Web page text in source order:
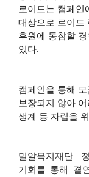
로이드는 캠페인
대상으로 로이드
후원에 동참할 경
있다.
캠페인을 통해
보장되지 않아
생계 등 자립을
밀알복지재단
기회를 통해 결